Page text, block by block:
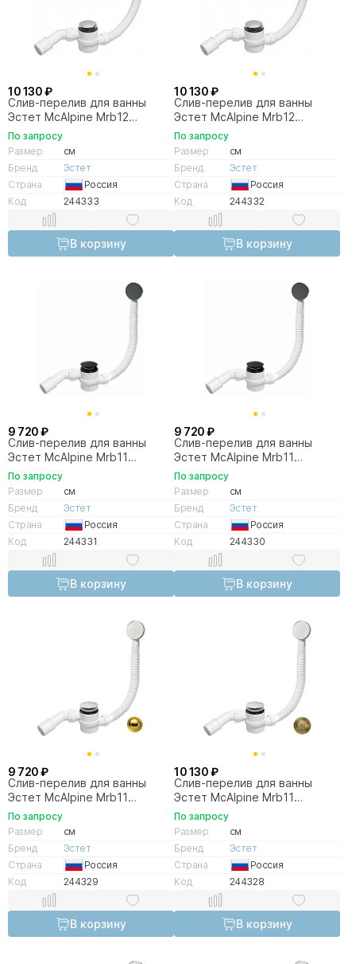
10 130 ₽
Слив-перелив для ванны
Эстет McAlpine Mrb12
ФР-00012992 белый
По запросу
Размер
см
Бренд
Эстет
Страна
Россия
Код
244333
В корзину
10 130 ₽
Слив-перелив для ванны
Эстет McAlpine Mrb12
ФР-00014755 белый матовый
По запросу
Размер
см
Бренд
Эстет
Страна
Россия
Код
244332
В корзину
9 720 ₽
Слив-перелив для ванны
Эстет McAlpine Mrb11
ФР-00013879 черный
По запросу
Размер
см
Бренд
Эстет
Страна
Россия
Код
244331
В корзину
9 720 ₽
Слив-перелив для ванны
Эстет McAlpine Mrb11
ФР-00014754 черный
матовый
По запросу
Размер
см
Бренд
Эстет
Страна
Россия
Код
244330
В корзину
9 720 ₽
Слив-перелив для ванны
Эстет McAlpine Mrb11
ФР-00011164 золото
По запросу
Размер
см
Бренд
Эстет
Страна
Россия
Код
244329
В корзину
10 130 ₽
Слив-перелив для ванны
Эстет McAlpine Mrb11
ФР-00011166 бронза
По запросу
Размер
см
Бренд
Эстет
Страна
Россия
Код
244328
В корзину